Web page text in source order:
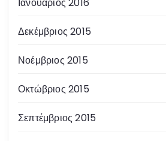
Δεκέμβριος 2015
Νοέμβριος 2015
Οκτώβριος 2015
Σεπτέμβριος 2015